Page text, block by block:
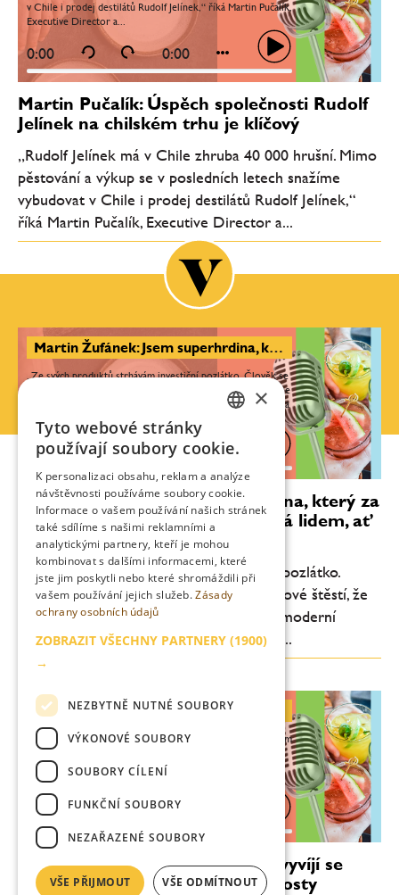
v Chile i prodej destilátů Rudolf Jelínek,“ říká Martin Pučalík,
Executive Director a...
0:00 0:00
Martin Pučalík: Úspěch společnosti Rudolf
Jelínek na chilském trhu je klíčový
„Rudolf Jelínek má v Chile zhruba 40 000 hrušní. Mimo
pěstování a výkup se v posledních letech snažíme
vybudovat v Chile i prodej destilátů Rudolf Jelínek,“
říká Martin Pučalík, Executive Director a...
Martin Žufánek: Jsem superhrdina, který za sebou táhne káru alkoholu a říká lidem, ať to moc nepijí
„Ze svých produktů strhávám investiční pozlátko. Člověk se
dnes nemusí pídit, aby měl takové štěstí, že ochutná absinthe
z 19. století, už dnešní moderní absinthy, vydestilované třeba
0:00 47:17
Martin Žufánek: Jsem superhrdina, který za
sebou táhne káru alkoholu a říká lidem, ať
to moc nepijí
„Ze svých produktů strhávám investiční pozlátko.
Člověk se dnes nemusí pídit, aby měl takové štěstí, že
ochutná absinthe z 19. století, už dnešní moderní
absinthy, vydestilované třeba před deseti...
„Občas u nás nastávají radikálnější změny v krátkém časovém
období. Šíře a množství konceptů, které mají nějaké
standardy, pozvednou českou gastronomii,“ říká Milan
Bukovský, barman a spolumajitel...
0:00 27:57
Milan Bukovský: Atelier roste a vyvíjí se
nejenom s námi, ale i s našimi hosty
ENGLISH
×
Tyto webové stránky
používají soubory cookie.
K personalizaci obsahu, reklam a analýze
návštěvnosti používáme soubory cookie.
Informace o vašem používání našich stránek
také sdílíme s našimi reklamními a
analytickými partnery, kteří je mohou
kombinovat s dalšími informacemi, které
jste jim poskytli nebo které shromáždili při
vašem používání jejich služeb.Zásady
ochrany osobních údajů
ZOBRAZIT VŠECHNY PARTNERY (1900)
→
NEZBYTNĚ NUTNÉ SOUBORY
VÝKONOVÉ SOUBORY
SOUBORY CÍLENÍ
FUNKČNÍ SOUBORY
NEZAŘAZENÉ SOUBORY
VŠE PŘIJMOUT VŠE ODMÍTNOUT